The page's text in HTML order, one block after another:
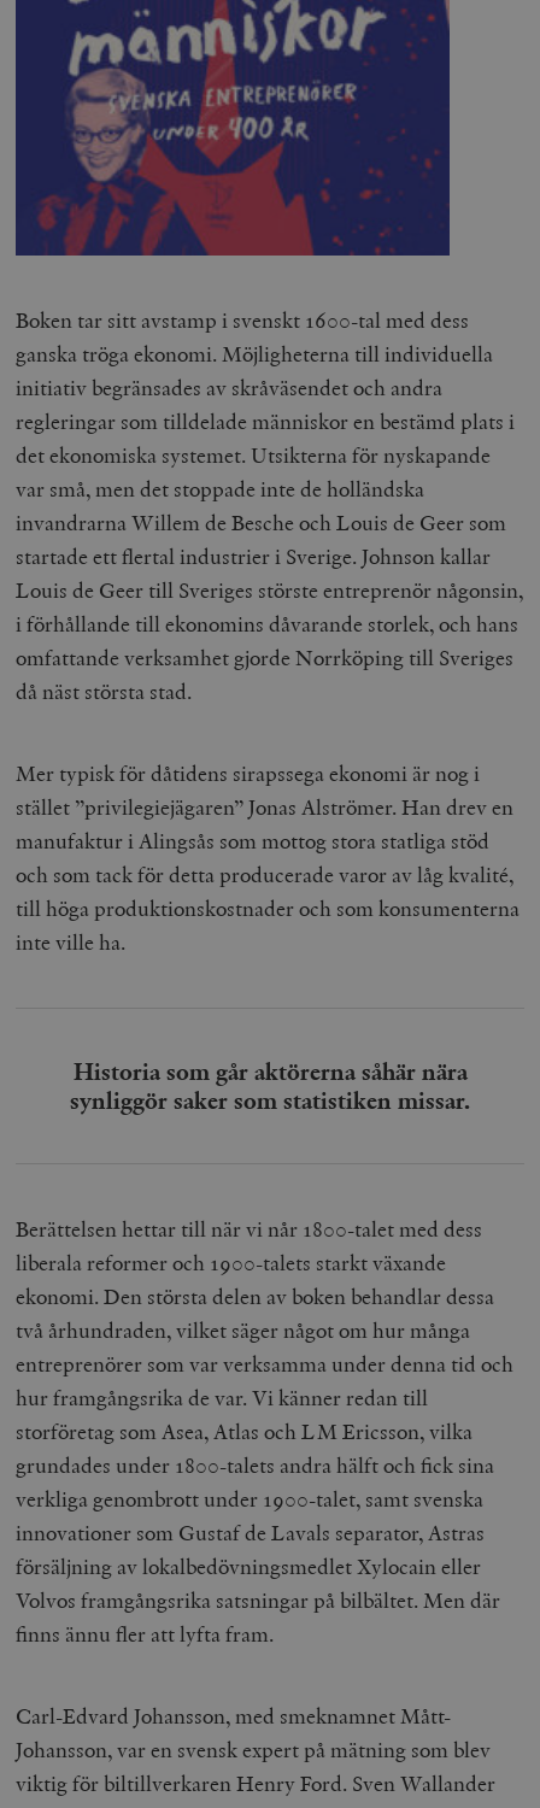
Boken tar sitt avstamp i svenskt 1600-tal med dess
ganska tröga ekonomi. Möjligheterna till individuella
initiativ begränsades av skråväsendet och andra
regleringar som tilldelade människor en bestämd plats i
det ekonomiska systemet. Utsikterna för nyskapande
var små, men det stoppade inte de holländska
invandrarna Willem de Besche och Louis de Geer som
startade ett flertal industrier i Sverige. Johnson kallar
Louis de Geer till Sveriges störste entreprenör någonsin,
i förhållande till ekonomins dåvarande storlek, och hans
omfattande verksamhet gjorde Norrköping till Sveriges
då näst största stad.
Mer typisk för dåtidens sirapssega ekonomi är nog i
stället ”privilegiejägaren” Jonas Alströmer. Han drev en
manufaktur i Alingsås som mottog stora statliga stöd
och som tack för detta producerade varor av låg kvalité,
till höga produktionskostnader och som konsumenterna
inte ville ha.
Historia som går aktörerna såhär nära
synliggör saker som statistiken missar.
Berättelsen hettar till när vi når 1800-talet med dess
liberala reformer och 1900-talets starkt växande
ekonomi. Den största delen av boken behandlar dessa
två århundraden, vilket säger något om hur många
entreprenörer som var verksamma under denna tid och
hur framgångsrika de var. Vi känner redan till
storföretag som Asea, Atlas och LM Ericsson, vilka
grundades under 1800-talets andra hälft och fick sina
verkliga genombrott under 1900-talet, samt svenska
innovationer som Gustaf de Lavals separator, Astras
försäljning av lokalbedövningsmedlet Xylocain eller
Volvos framgångsrika satsningar på bilbältet. Men där
finns ännu fler att lyfta fram.
Carl-Edvard Johansson, med smeknamnet Mått-
Johansson, var en svensk expert på mätning som blev
viktig för biltillverkaren Henry Ford. Sven Wallander